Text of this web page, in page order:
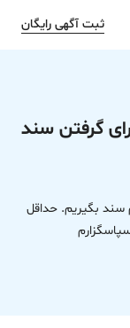
ثبت آگهی رایگان
گرفتن سند
سند بگیریم. حداقل